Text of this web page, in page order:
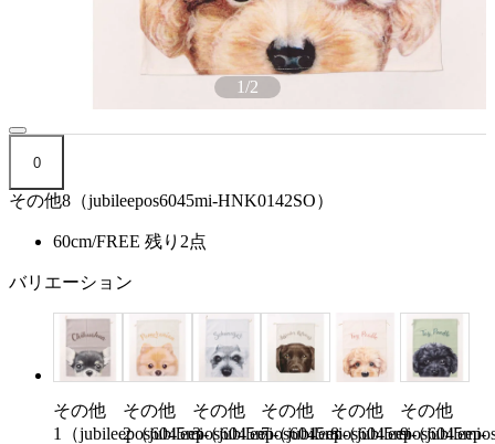
1/2
0
その他8（jubileepos6045mi-HNK0142SO）
60cm/FREE 残り2点
バリエーション
その他
1（jubileepos6045mi-
その他
2（jubileepos6045mi-
その他
3（jubileepos6045mi-
その他
7（jubileepos6045mi-
その他
8（jubileepos6045mi-
その他
9（